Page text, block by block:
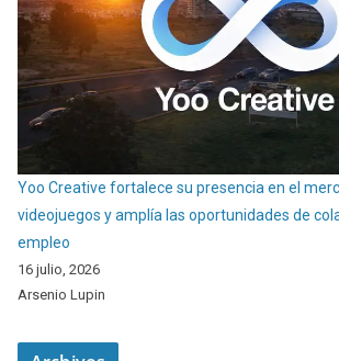
Yoo Creative fortalece su presencia en el
videojuegos y amplía las oportunidades de
empleo
16 julio, 2026
Arsenio Lupin